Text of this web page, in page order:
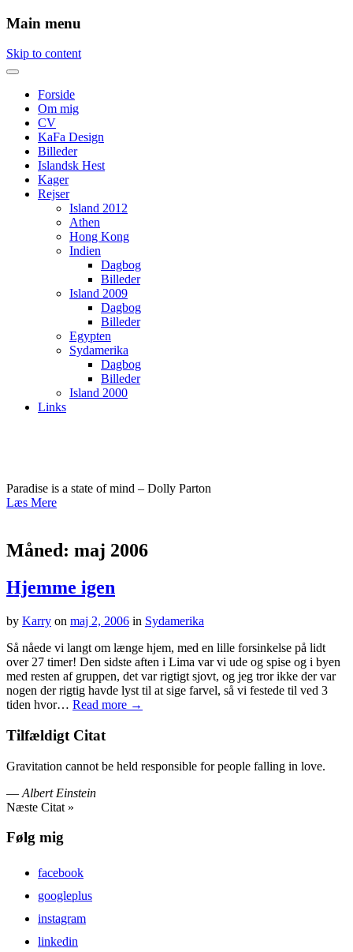
Main menu
Skip to content
Forside
Om mig
CV
KaFa Design
Billeder
Islandsk Hest
Kager
Rejser
Island 2012
Athen
Hong Kong
Indien
Dagbog
Billeder
Island 2009
Dagbog
Billeder
Egypten
Sydamerika
Dagbog
Billeder
Island 2000
Links
Paradise is a state of mind – Dolly Parton
Læs Mere
Måned: maj 2006
Hjemme igen
by Karry on maj 2, 2006 in Sydamerika
Så nåede vi langt om længe hjem, med en lille forsinkelse på lidt
over 27 timer! Den sidste aften i Lima var vi ude og spise og i byen
med resten af gruppen, det var rigtigt sjovt, og jeg tror ikke der var
nogen der rigtig havde lyst til at sige farvel, så vi festede til ved 3
tiden hvor… Read more →
Tilfældigt Citat
Gravitation cannot be held responsible for people falling in love.
— Albert Einstein
Næste Citat »
Følg mig
facebook
googleplus
instagram
linkedin